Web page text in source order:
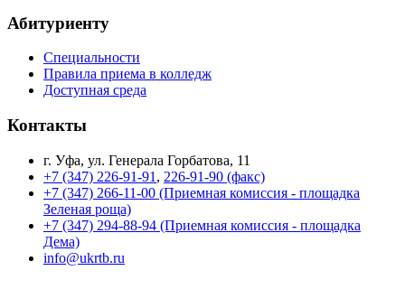
Абитуриенту
Специальности
Правила приема в колледж
Доступная среда
Контакты
г. Уфа, ул. Генерала Горбатова, 11
+7 (347) 226-91-91 , 226-91-90 (факс)
+7 (347) 266-11-00 (Приемная комиссия - площадка
Зеленая роща)
+7 (347) 294-88-94 (Приемная комиссия - площадка
Дема)
info@ukrtb.ru